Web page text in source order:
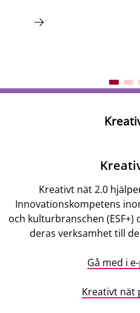
Kreativt nät 2.0
Innovationskompetens
och kulturbranschen
deras verksamhet till
Gå med i
Kreativt nät